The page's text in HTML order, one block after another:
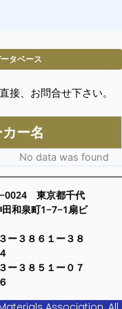
タベース
、お問合せ下さい。
ー名
No data was found
東京都千代
田和泉町1−7−1扇ビ
ー３８６１ー３８
ー３８５１ー０７